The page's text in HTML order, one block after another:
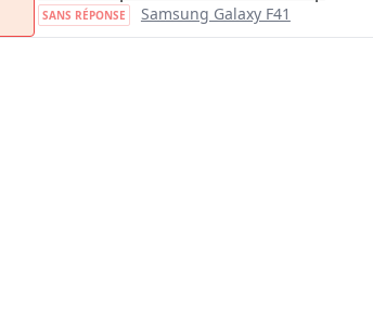
SANS RÉPONSE Samsung Galaxy F41